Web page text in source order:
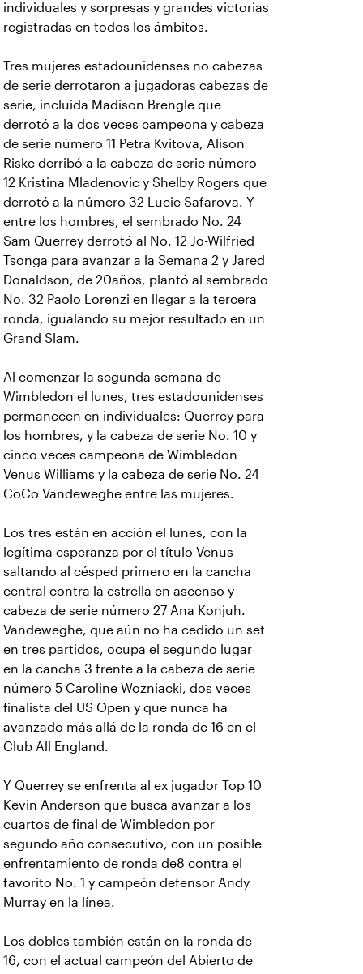
individuales y sorpresas y grandes victorias
registradas en todos los ámbitos.
Tres mujeres estadounidenses no cabezas
de serie derrotaron a jugadoras cabezas de
serie, incluida Madison Brengle que
derrotó a la dos veces campeona y cabeza
de serie número 11 Petra Kvitova, Alison
Riske derribó a la cabeza de serie número
12 Kristina Mladenovic y Shelby Rogers que
derrotó a la número 32 Lucie Safarova. Y
entre los hombres, el sembrado No. 24
Sam Querrey derrotó al No. 12 Jo-Wilfried
Tsonga para avanzar a la Semana 2 y Jared
Donaldson, de 20años, plantó al sembrado
No. 32 Paolo Lorenzi en llegar a la tercera
ronda, igualando su mejor resultado en un
Grand Slam.
Al comenzar la segunda semana de
Wimbledon el lunes, tres estadounidenses
permanecen en individuales: Querrey para
los hombres, y la cabeza de serie No. 10 y
cinco veces campeona de Wimbledon
Venus Williams y la cabeza de serie No. 24
CoCo Vandeweghe entre las mujeres.
Los tres están en acción el lunes, con la
legítima esperanza por el título Venus
saltando al césped primero en la cancha
central contra la estrella en ascenso y
cabeza de serie número 27 Ana Konjuh.
Vandeweghe, que aún no ha cedido un set
en tres partidos, ocupa el segundo lugar
en la cancha 3 frente a la cabeza de serie
número 5 Caroline Wozniacki, dos veces
finalista del US Open y que nunca ha
avanzado más allá de la ronda de 16 en el
Club All England.
Y Querrey se enfrenta al ex jugador Top 10
Kevin Anderson que busca avanzar a los
cuartos de final de Wimbledon por
segundo año consecutivo, con un posible
enfrentamiento de ronda de8 contra el
favorito No. 1 y campeón defensor Andy
Murray en la línea.
Los dobles también están en la ronda de
16, con el actual campeón del Abierto de